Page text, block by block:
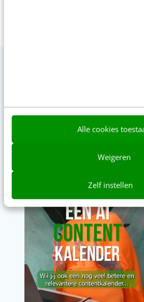
Alle cookies
Weigeren
Zelf instellen
VIDEO SHORTS
Bekijk de korte